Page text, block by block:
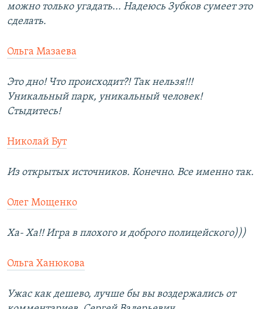
можно только угадать... Надеюсь Зубков сумеет это
сделать.
Ольга Мазаева
Это дно! Что происходит?! Так нельзя!!!
Уникальный парк, уникальный человек!
Стыдитесь!
Николай Бут
Из открытых источников. Конечно. Все именно так.
Олег Мощенко
Ха- Ха!! Игра в плохого и доброго полицейского)))
Ольга Ханюкова
Ужас как дешево, лучше бы вы воздержались от